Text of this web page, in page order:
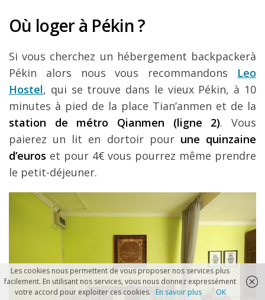
Où loger à Pékin ?
Si vous cherchez un hébergement backpackerà
Pékin alors nous vous recommandons Leo
Hostel, qui se trouve dans le vieux Pékin, à 10
minutes à pied de la place Tian’anmen et de la
station de métro Qianmen (ligne 2). Vous
paierez un lit en dortoir pour une quinzaine
d’euros et pour 4€ vous pourrez même prendre
le petit-déjeuner.
Les cookies nous permettent de vous proposer nos services plus
facilement. En utilisant nos services, vous nous donnez expressément
votre accord pour exploiter ces cookies. En savoir plus OK